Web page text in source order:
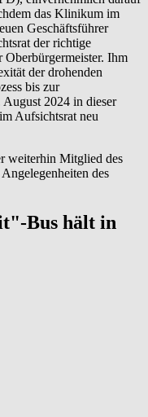
das Klinikum im
Geschäftsführer
der richtige
Ihm
der drohenden
bis zur
August 2024 in dieser
Aufsichtsrat neu
weiterhin Mitglied des
des
Bus hält in